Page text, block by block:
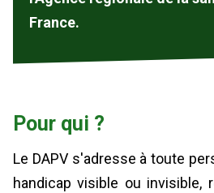
France.
Pour qui ?
Le DAPV s'adresse à toute
handicap visible ou invisible,